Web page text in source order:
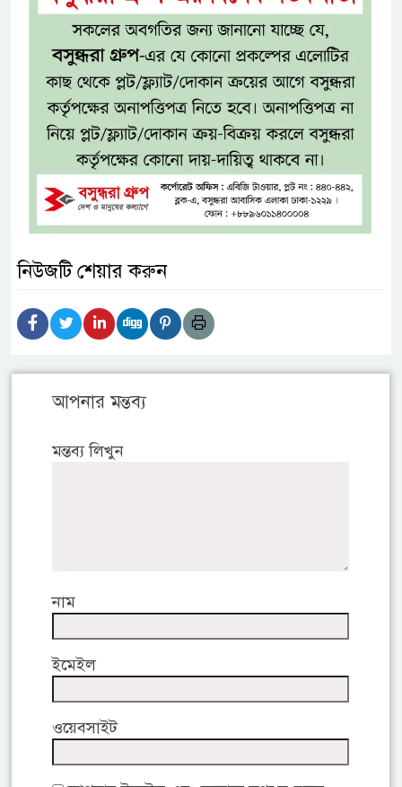
নিউজটি শেয়ার করুন
আপনার মন্তব্য
মন্তব্য লিখুন
নাম
ইমেইল
ওয়েবসাইট